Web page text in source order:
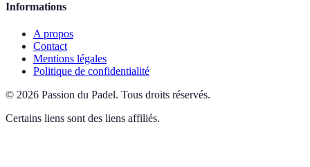
Informations
A propos
Contact
Mentions légales
Politique de confidentialité
© 2026 Passion du Padel. Tous droits réservés.
Certains liens sont des liens affiliés.